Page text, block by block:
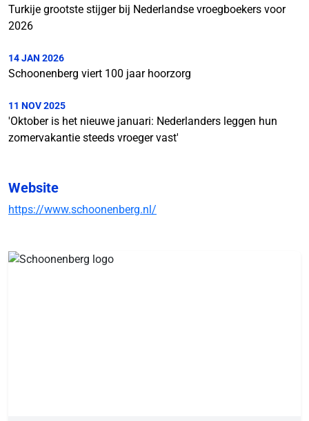
Turkije grootste stijger bij Nederlandse vroegboekers voor
2026
14 JAN 2026
Schoonenberg viert 100 jaar hoorzorg
11 NOV 2025
'Oktober is het nieuwe januari: Nederlanders leggen hun
zomervakantie steeds vroeger vast'
Website
https://www.schoonenberg.nl/